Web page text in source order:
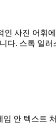
사진 어휘
다. 스톡 일
안 텍스트